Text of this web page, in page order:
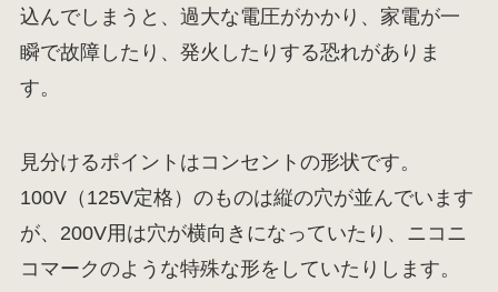
込んでしまうと、過大な電圧がかかり、家電が一
瞬で故障したり、発火したりする恐れがありま
す。
見分けるポイントはコンセントの形状です。
100V（125V定格）のものは縦の穴が並んでいます
が、200V用は穴が横向きになっていたり、ニコニ
コマークのような特殊な形をしていたりします。